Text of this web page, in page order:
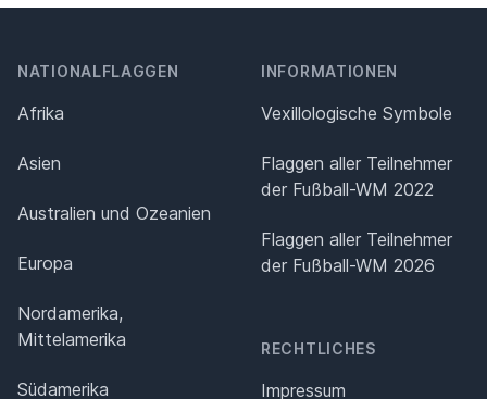
NATIONALFLAGGEN
Afrika
Asien
Australien und Ozeanien
Europa
Nordamerika,
Mittelamerika
Südamerika
INFORMATIONEN
Vexillologische Symbole
Flaggen aller Teilnehmer
der Fußball-WM 2022
Flaggen aller Teilnehmer
der Fußball-WM 2026
RECHTLICHES
Impressum